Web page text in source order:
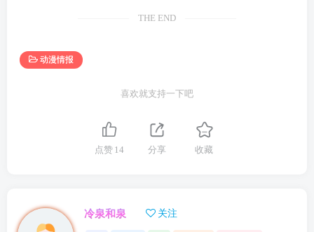
THE END
动漫情报
喜欢就支持一下吧
点赞 14 分享 收藏
冷泉和泉 关注